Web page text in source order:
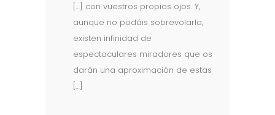
[…] con vuestros propios ojos. Y,
aunque no podáis sobrevolarla,
existen infinidad de
espectaculares miradores que os
darán una aproximación de estas
[…]